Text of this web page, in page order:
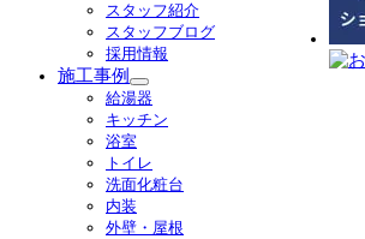
スタッフ紹介
スタッフブログ
採用情報
施工事例
サ
ブ
ニ
ュ
給湯器
キッチン
浴室
トイレ
洗面化粧台
内装
外壁・屋根